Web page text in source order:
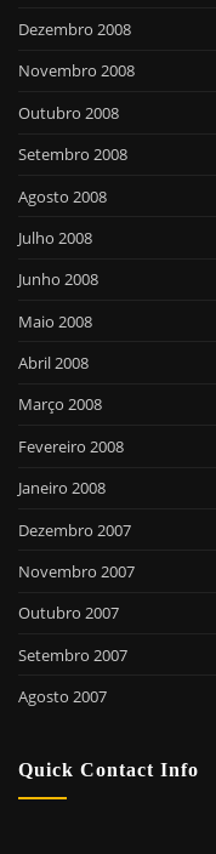
Dezembro 2008
Novembro 2008
Outubro 2008
Setembro 2008
Agosto 2008
Julho 2008
Junho 2008
Maio 2008
Abril 2008
Março 2008
Fevereiro 2008
Janeiro 2008
Dezembro 2007
Novembro 2007
Outubro 2007
Setembro 2007
Agosto 2007
Quick Contact Info